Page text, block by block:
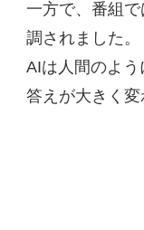
一方で、番組
調されました。
AIは人間のよ
答えが大きく変